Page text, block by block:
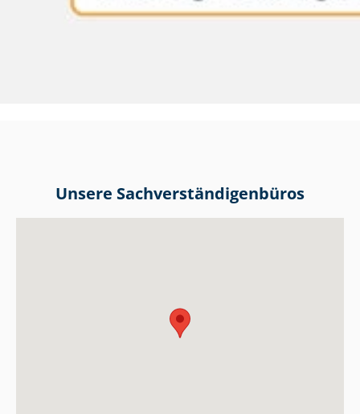
Unsere Sach­ver­stän­di­gen­bü­ros